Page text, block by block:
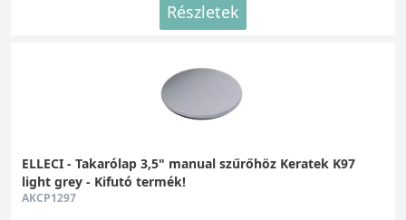
Részletek
ELLECI - Takarólap 3,5" manual szűrőhöz Keratek K97
light grey - Kifutó termék!
AKCP1297